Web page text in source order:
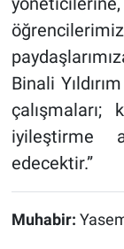
Binali
çalışmaları;
iyileştirme
edecektir.”
Muhabir: